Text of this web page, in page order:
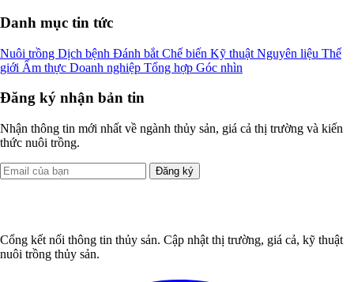
Danh mục tin tức
Nuôi trồng Dịch bệnh Đánh bắt Chế biến Kỹ thuật Nguyên liệu Thế
giới Ẩm thực Doanh nghiệp Tổng hợp Góc nhìn
Đăng ký nhận bản tin
Nhận thông tin mới nhất về ngành thủy sản, giá cả thị trường và kiến
thức nuôi trồng.
Đăng ký
Cổng kết nối thông tin thủy sản. Cập nhật thị trường, giá cả, kỹ thuật
nuôi trồng thủy sản.